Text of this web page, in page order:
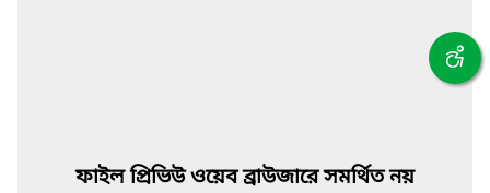
ফাইল প্রিভিউ ওয়েব ব্রাউজারে সমর্থিত নয়